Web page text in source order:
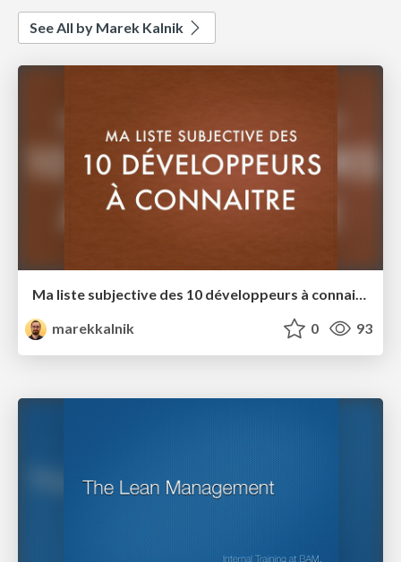
See All by Marek Kalnik
Ma liste subjective des 10 développeurs à connaitre
marekkalnik
0 93